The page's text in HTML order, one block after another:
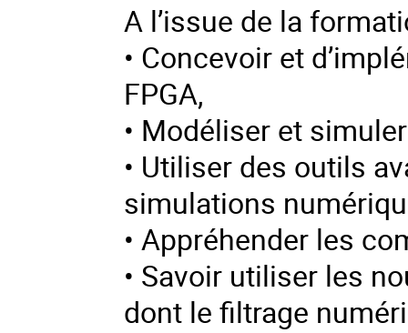
A l’issue de la
• Concevoir et
FPGA,
• Modéliser et
• Utiliser des outils
simulations
• Appréhender les
• Savoir utiliser les
dont le filtrage